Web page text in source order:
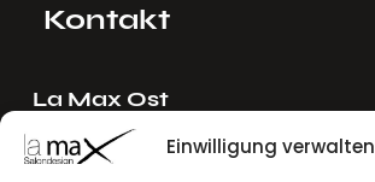
Einwilligung verwalten
Kontakt
La Max Ost
Ing. Reinhard Mayer e.U.
Stadlgasse 4